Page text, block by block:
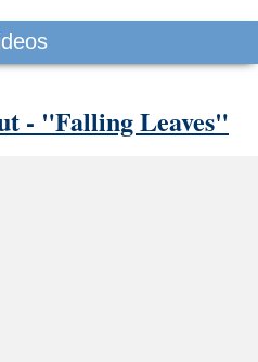
- "Falling Leaves"